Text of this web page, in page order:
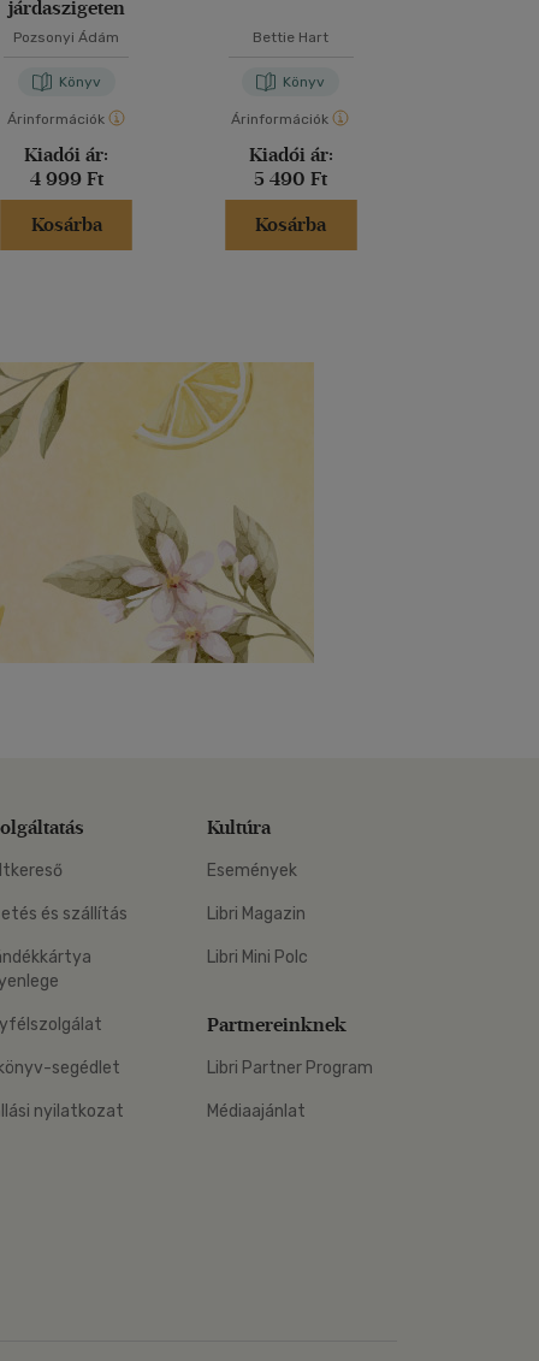
járdaszigeten
Pozsonyi Ádám
Könyv
Árinformációk
Kiadói ár:
4 999 Ft
Kosárba
Bettie Hart
Könyv
Árinformációk
Kiadói ár:
5 490 Ft
Kosárba
és szállítás
segédlet
nyilatkozat
Kultúra
Események
Libri Magazin
Libri Mini Polc
Partnereinknek
Libri Partner Program
Médiaajánlat